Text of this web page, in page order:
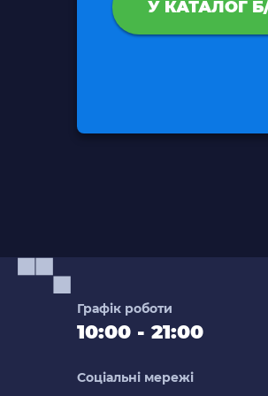
У КАТАЛОГ
Графік роботи
10:00 - 21:00
Соціальні мережі